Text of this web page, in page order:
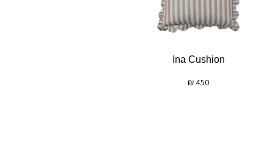
Ina Cushion
450
₪